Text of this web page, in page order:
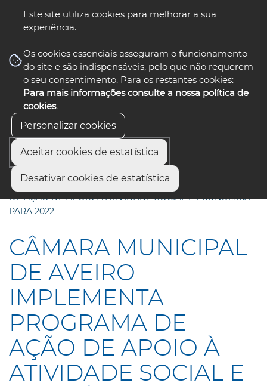
Este site utiliza cookies para melhorar a sua
experiência.
Os cookies essenciais asseguram o funcionamento
do site e são indispensáveis, pelo que não requerem
o seu consentimento. Para os restantes cookies:
Para mais informações consulte a nossa política de
cookies.
Personalizar cookies
Aceitar cookies de estatística
Desativar cookies de estatística
nos select language
Início
CÂMARA MUNICIPAL DE AVEIRO IMPLEMENTA PROGRAMA
DE AÇÃO DE APOIO À ATIVIDADE SOCIAL E ECONÓMICA
PARA 2022
CÂMARA MUNICIPAL
DE AVEIRO
IMPLEMENTA
PROGRAMA DE
AÇÃO DE APOIO À
ATIVIDADE SOCIAL E